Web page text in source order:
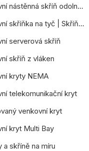
Venkovní nástěnná skříň odolná proti povětrnostním vlivům
Venkovní skříňka na tyč | Skříň odolná vůči povětrnostním vlivům pro telekomunikační a energetické systémy
serverová skříň
skříň z vláken
kryty NEMA
telekomunikační kryt
venkovní kryt
kryt Multi Bay
a skříně na míru